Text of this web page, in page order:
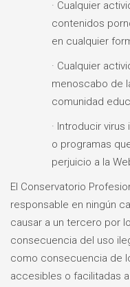
· Cualquier
contenidos
en cualquier
· Cualquier
menoscabo de
comunidad
· Introducir
o programas
perjuicio a la
El Conservatorio
responsable en ningún
causar a un tercero por
consecuencia del uso
como consecuencia de
accesibles o facilitadas